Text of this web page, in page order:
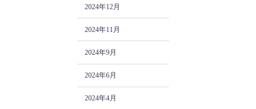
2024年12月
2024年11月
2024年9月
2024年6月
2024年4月